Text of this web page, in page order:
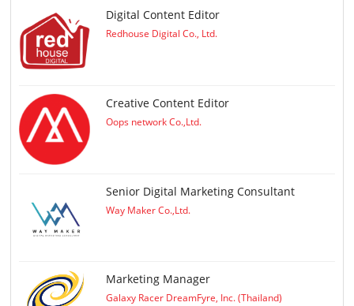
Digital Content Editor
Redhouse Digital Co., Ltd.
Creative Content Editor
Oops network Co.,Ltd.
Senior Digital Marketing Consultant
Way Maker Co.,Ltd.
Marketing Manager
Galaxy Racer DreamFyre, Inc. (Thailand)